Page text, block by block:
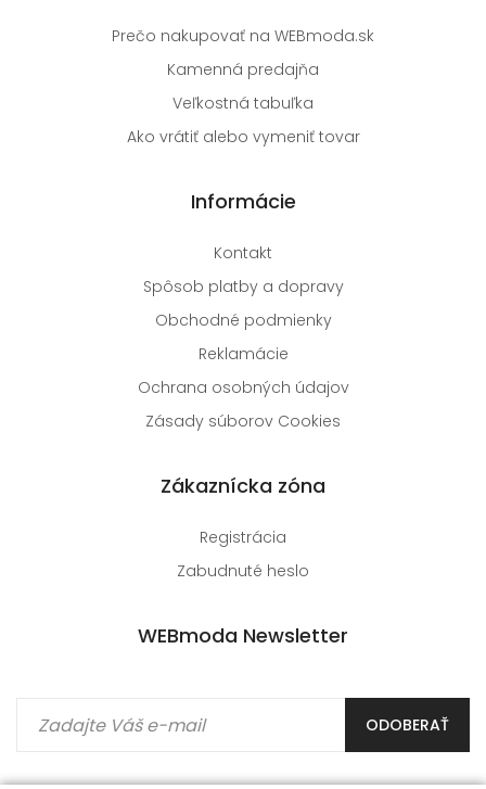
Prečo nakupovať na WEBmoda.sk
Kamenná predajňa
Veľkostná tabuľka
Ako vrátiť alebo vymeniť tovar
Informácie
Kontakt
Spôsob platby a dopravy
Obchodné podmienky
Reklamácie
Ochrana osobných údajov
Zásady súborov Cookies
Zákaznícka zóna
Registrácia
Zabudnuté heslo
WEBmoda Newsletter
ODOBERAŤ